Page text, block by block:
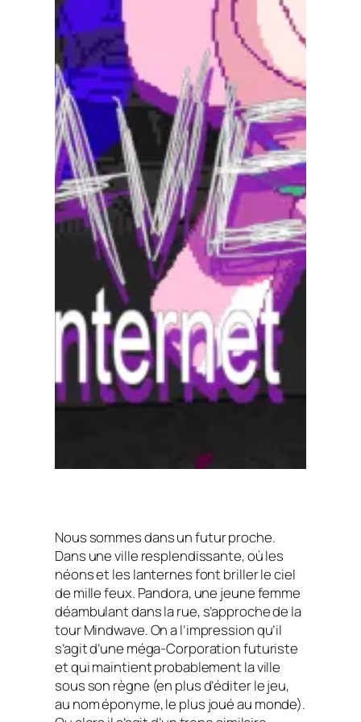
Nous sommes dans un futur proche.
Dans une ville resplendissante, où les
néons et les lanternes font briller le ciel
de mille feux. Pandora, une jeune femme
déambulant dans la rue, s’approche de la
tour Mindwave. On a l’impression qu’il
s’agit d’une méga-Corporation futuriste
et qui maintient probablement la ville
sous son règne (en plus d’éditer le jeu,
au nom éponyme, le plus joué au monde).